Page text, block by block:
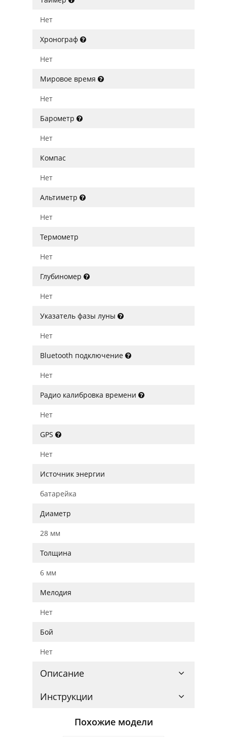
Нет
Хронограф
Нет
Мировое время
Нет
Барометр
Нет
Компас
Нет
Альтиметр
Нет
Термометр
Нет
Глубиномер
Нет
Указатель фазы луны
Нет
Bluetooth подключение
Нет
Радио калибровка времени
Нет
GPS
Нет
Источник энергии
батарейка
Диаметр
28 мм
Толщина
6 мм
Мелодия
Нет
Бой
Нет
Описание
Инструкции
Похожие модели